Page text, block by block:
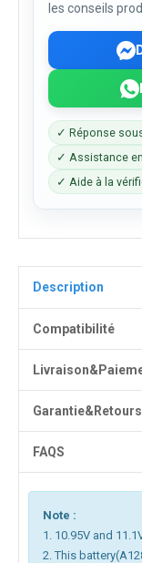
les conseils
✓ Réponse
✓ Assistance
✓ Aide à la
Description
Compatibilité
Garantie&Retours
FAQS
Note :
1. 10.95V and
2. This